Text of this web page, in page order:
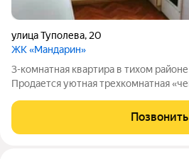
улица Туполева, 20
ЖК «Мандарин»
3-комнатная квартира в тихом
Продается уютная трехкомнатная
для комфортного проживания:
планировка: три комнаты позволят
Позвонить